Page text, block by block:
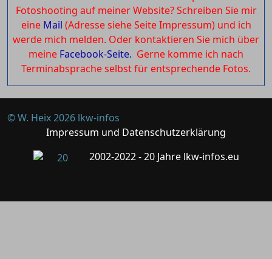
Fotoshooting auf meiner Website? Schreiben Sie mir
eine Mail (Adresse siehe Seite Impressum) und ich
werde mich melden. Oder kontaktieren Sie mich über
meine Facebook-Seite. Gerne komme ich nach
Terminabsprache selbst für entsprechende Fotos.
© W. Heix 2026 lkw-infos
Impressum und Datenschutzerklärung
2002-2022 - 20 Jahre lkw-infos.eu